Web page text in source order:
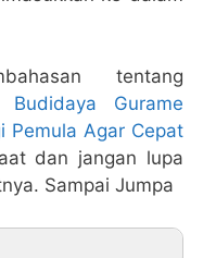
tentang
Gurame
Pemula Agar Cepat
dan jangan lupa
Sampai Jumpa